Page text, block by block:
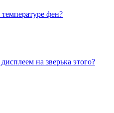
фен?
на зверька этого?